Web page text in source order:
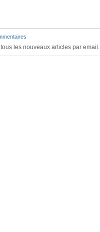
les nouveaux articles par email.